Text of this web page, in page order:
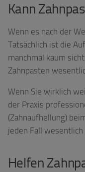
Kann
Wenn es nach der
Tatsächlich ist die
manchmal kaum
Zahnpasten
Wenn Sie wirklich
der Praxis
(Zahnaufhellung)
jeden Fall
Helfen